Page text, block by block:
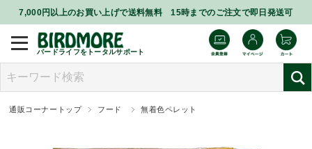
7,000円以上のお買い上げで送料無料 15時までのご注文で即日発送可
バードライフをトータルサポート
通販コーナートップ フード 無着色ペレット